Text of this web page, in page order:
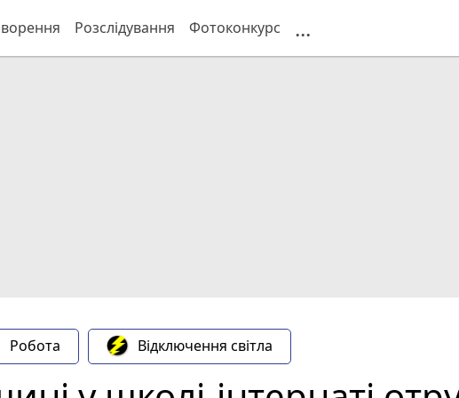
Розслідування Фотоконкурс ...
Робота Відключення світла